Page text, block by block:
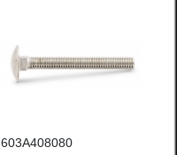
603A408080